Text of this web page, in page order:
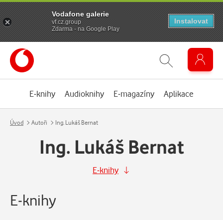
E-knihy Audioknihy E-magazíny Aplikace
Úvod Autoři Ing. Lukáš Bernat
Ing. Lukáš Bernat
E-knihy
E-knihy
Vodafone galerie
vf.cz.group
Zdarma - na Google Play
Instalovat